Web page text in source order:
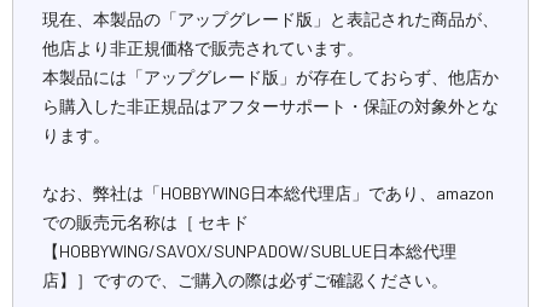
現在、本製品の「アップグレード版」と表記された商品が、
他店より非正規価格で販売されています。
本製品には「アップグレード版」が存在しておらず、他店か
ら購入した非正規品はアフターサポート・保証の対象外とな
ります。
なお、弊社は「HOBBYWING日本総代理店」であり、amazon
での販売元名称は［ セキド
【HOBBYWING/SAVOX/SUNPADOW/SUBLUE日本総代理
店】］ですので、ご購入の際は必ずご確認ください。